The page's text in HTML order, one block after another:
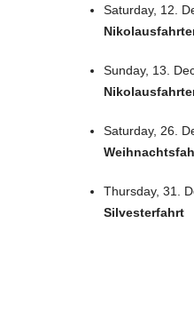
Saturday, 12.
Sunday, 13.
Saturday, 26.
Thursday, 31.
Silvesterfahrt